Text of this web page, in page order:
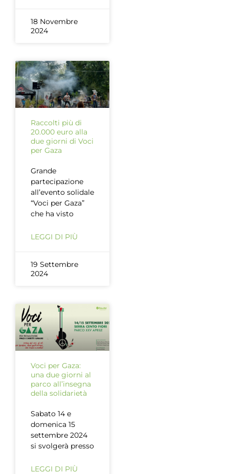
18 Novembre
2024
Raccolti più di
20.000 euro alla
due giorni di Voci
per Gaza
Grande
partecipazione
all’evento solidale
“Voci per Gaza”
che ha visto
LEGGI DI PIÙ
19 Settembre
2024
Voci per Gaza:
una due giorni al
parco all’insegna
della solidarietà
Sabato 14 e
domenica 15
settembre 2024
si svolgerà presso
LEGGI DI PIÙ